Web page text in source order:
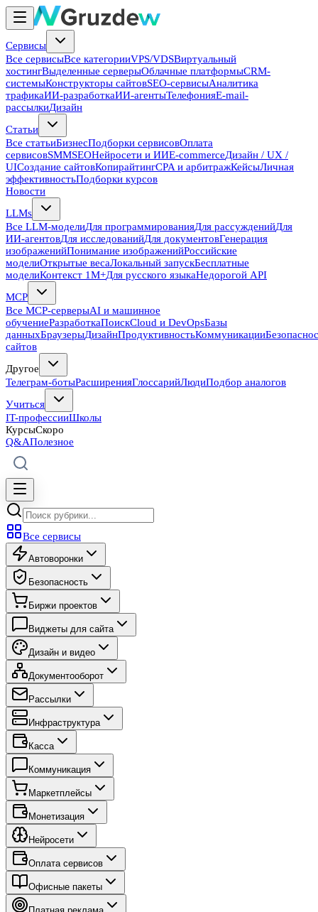
Сервисы
Все сервисыВсе категорииVPS/VDSВиртуальный
хостингВыделенные серверыОблачные платформыCRM-
системыКонструкторы сайтовSEO-сервисыАналитика
трафикаИИ-разработкаИИ-агентыТелефонияE-mail-
рассылкиДизайн
Статьи
Все статьиБизнесПодборки сервисовОплата
сервисовSMMSEOНейросети и ИИE-commerceДизайн / UX /
UIСоздание сайтовКопирайтингCPA и арбитражКейсыЛичная
эффективностьПодборки курсов
Новости
LLMs
Все LLM-моделиДля программированияДля рассужденийДля
ИИ-агентовДля исследованийДля документовГенерация
изображенийПонимание изображенийРоссийские
моделиОткрытые весаЛокальный запускБесплатные
моделиКонтекст 1M+Для русского языкаНедорогой API
MCP
Все MCP-серверыAI и машинное
обучениеРазработкаПоискCloud и DevOpsБазы
данныхБраузерыДизайнПродуктивностьКоммуникации
сайтов
Другое
Телеграм-ботыРасширенияГлоссарийЛюдиПодбор аналогов
Учиться
IT-профессииШколы
КурсыСкоро
Q&AПолезное
Все сервисы
Автоворонки
Безопасность
Биржи проектов
Виджеты для сайта
Дизайн и видео
Документооборот
Рассылки
Инфраструктура
Касса
Коммуникация
Маркетплейсы
Монетизация
Нейросети
Оплата сервисов
Офисные пакеты